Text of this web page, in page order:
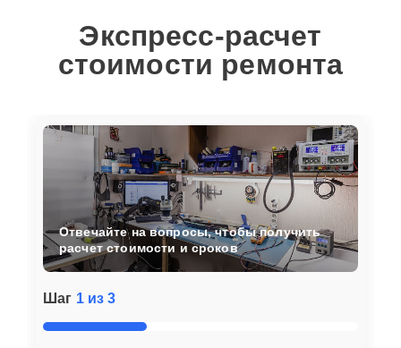
Экспресс-расчет
стоимости ремонта
Шаг 1 из 3
Отвечайте на вопросы, чтобы получить
расчет стоимости и сроков